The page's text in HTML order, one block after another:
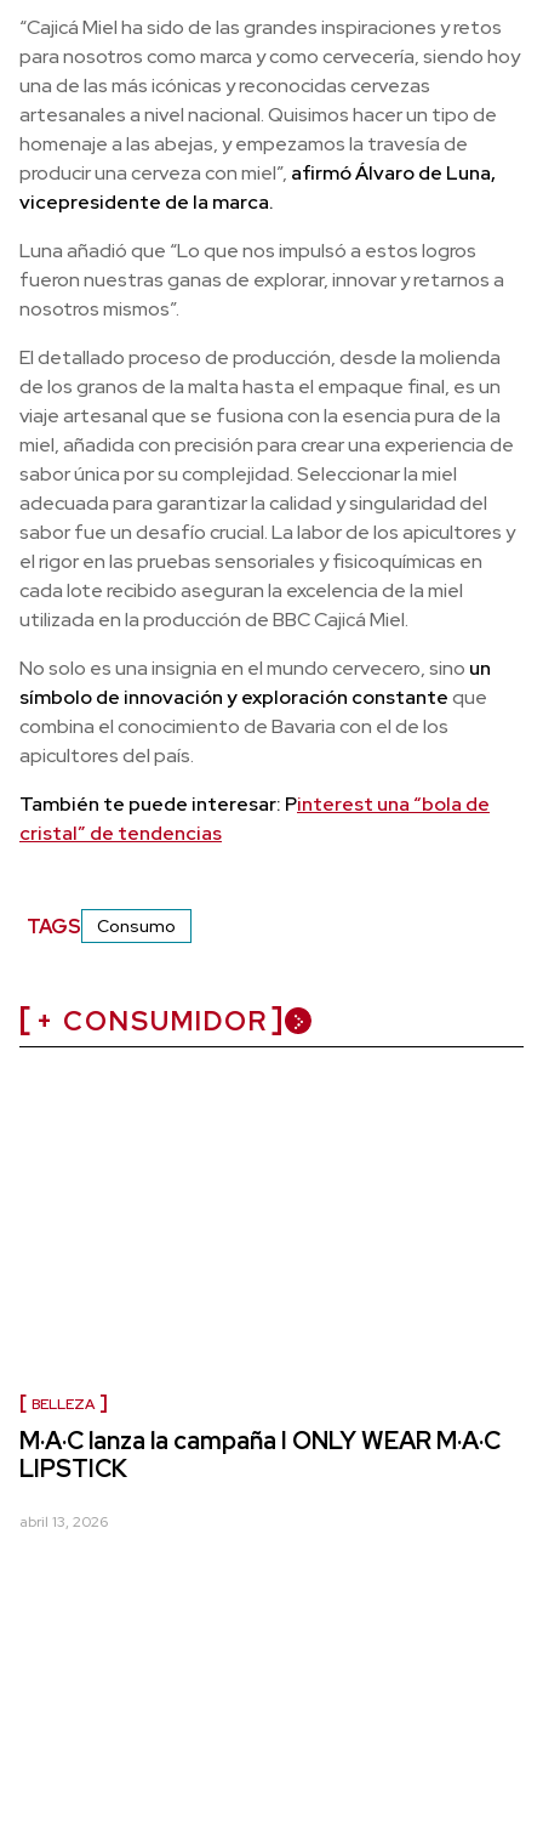
“Cajicá Miel ha sido de las grandes inspiraciones y retos
para nosotros como marca y como cervecería, siendo hoy
una de las más icónicas y reconocidas cervezas
artesanales a nivel nacional. Quisimos hacer un tipo de
homenaje a las abejas, y empezamos la travesía de
producir una cerveza con miel”, afirmó Álvaro de Luna,
vicepresidente de la marca.
Luna añadió que “Lo que nos impulsó a estos logros
fueron nuestras ganas de explorar, innovar y retarnos a
nosotros mismos”.
El detallado proceso de producción, desde la molienda
de los granos de la malta hasta el empaque final, es un
viaje artesanal que se fusiona con la esencia pura de la
miel, añadida con precisión para crear una experiencia de
sabor única por su complejidad. Seleccionar la miel
adecuada para garantizar la calidad y singularidad del
sabor fue un desafío crucial. La labor de los apicultores y
el rigor en las pruebas sensoriales y fisicoquímicas en
cada lote recibido aseguran la excelencia de la miel
utilizada en la producción de BBC Cajicá Miel.
No solo es una insignia en el mundo cervecero, sino un
símbolo de innovación y exploración constanteque
combina el conocimiento de Bavaria con el de los
apicultores del país.
También te puede interesar: Pinterest una “bola de
cristal” de tendencias
TAGS Consumo
+ CONSUMIDOR
BELLEZA
M·A·C lanza la campaña I ONLY WEAR M·A·C
LIPSTICK
abril 13, 2026